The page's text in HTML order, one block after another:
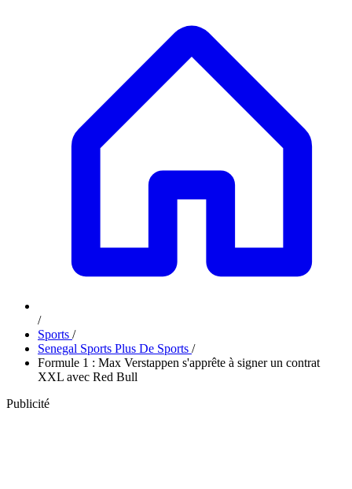
/
Sports /
Senegal Sports Plus De Sports /
Formule 1 : Max Verstappen s'apprête à signer un contrat
XXL avec Red Bull
Publicité